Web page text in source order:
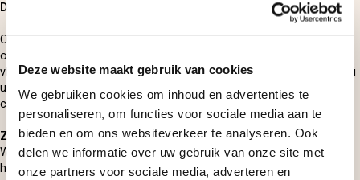
Deze website maakt gebruik van cookies
We gebruiken cookies om inhoud en advertenties te
personaliseren, om functies voor sociale media aan te
bieden en om ons websiteverkeer te analyseren. Ook
delen we informatie over uw gebruik van onze site met
onze partners voor sociale media, adverteren en
DE LEUKSTE CADEAUS IN DE LUCHT
Op zoek naar een cadeau voor hem of haar? Bezorg diegene een
onvergetelijke dag en geef hem of haar een cadeaubon om te
vliegen! Van een vliegles tot een ontspannende vlucht met een mooi
uitzicht, kies uit het ruime assortiment en vindt hier het perfecte
cadeau voor hem en haar!
Zelf vliegen
Wat is er leuker dan iemand zelf laten vliegen in een vliegtuig? Geef
hem of haar een vliegles cadeau en bezorg diegene een unieke